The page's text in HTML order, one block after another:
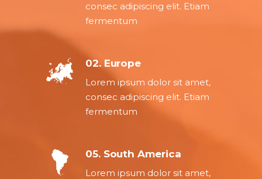
consec adipiscing elit. Etiam
fermentum
02. Europe
Lorem ipsum dolor sit amet,
consec adipiscing elit. Etiam
fermentum
05. South America
Lorem ipsum dolor sit amet,